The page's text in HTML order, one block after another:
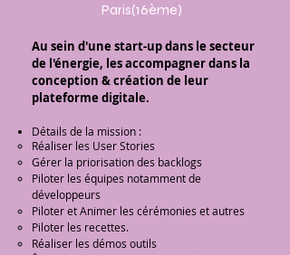
Au sein d'une start-up dans le secteur
de l'énergie, les accompagner dans la
conception & création de leur
plateforme digitale.
Détails de la mission :
Réaliser les User Stories
Gérer la priorisation des backlogs
Piloter les équipes notamment de
développeurs
Piloter et Animer les cérémonies et autres
Piloter les recettes.
Réaliser les démos outils
Paris(16ème)